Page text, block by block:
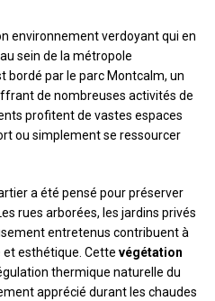
environnement verdoyant qui en
sein de la métropole
bordé par le parc Montcalm, un
de nombreuses activités de
profitent de vastes espaces
ou simplement se ressourcer
a été pensé pour préserver
rues arborées, les jardins privés
entretenus contribuent à
et esthétique. Cette végétation
thermique naturelle du
apprécié durant les chaudes